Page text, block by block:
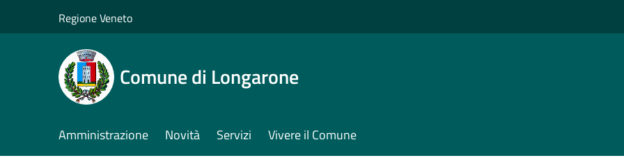
Regione Veneto
Comune di Longarone
Amministrazione Novità Servizi Vivere il Comune